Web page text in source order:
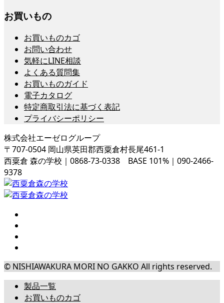
お買いもの
お買いものカゴ
お問い合わせ
気軽にLINE相談
よくある質問集
お買いものガイド
電子カタログ
特定商取引法に基づく表記
プライバシーポリシー
株式会社エーゼログループ
〒707-0504 岡山県英田郡西粟倉村長尾461-1
西粟倉 森の学校｜0868-73-0338 BASE 101%｜090-2466-
9378
© NISHIAWAKURA MORI NO GAKKO All rights reserved.
製品一覧
お買いものカゴ